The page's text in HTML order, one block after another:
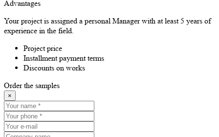
Advantages
Your project is assigned a personal Manager with at least 5 years of
experience in the field.
Project price
Installment payment terms
Discounts on works
Order the samples
×